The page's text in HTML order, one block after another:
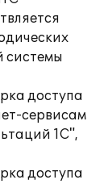
системы
доступа
сервисам
1С",
доступа